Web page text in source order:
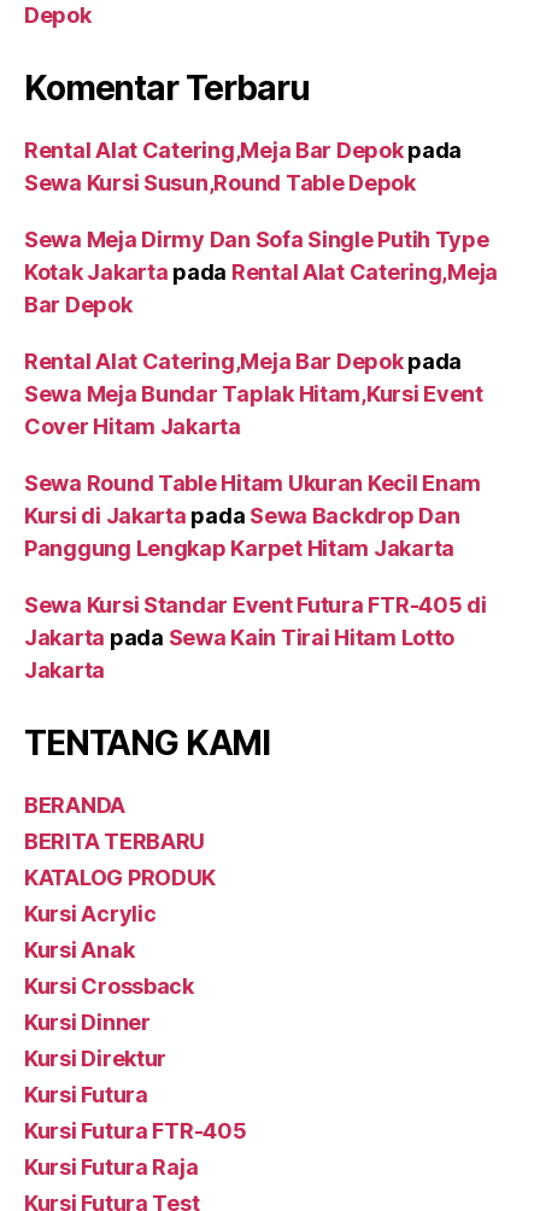
Depok
Komentar Terbaru
Rental Alat Catering,Meja Bar Depokpada
Sewa Kursi Susun,Round Table Depok
Sewa Meja Dirmy Dan Sofa Single Putih Type
Kotak Jakarta pada Rental Alat Catering,Meja
Bar Depok
Rental Alat Catering,Meja Bar Depokpada
Sewa Meja Bundar Taplak Hitam,Kursi Event
Cover Hitam Jakarta
Sewa Round Table Hitam Ukuran Kecil Enam
Kursi di Jakarta pada Sewa Backdrop Dan
Panggung Lengkap Karpet Hitam Jakarta
Sewa Kursi Standar Event Futura FTR-405 di
Jakarta pada Sewa Kain Tirai Hitam Lotto
Jakarta
TENTANG KAMI
BERANDA
BERITA TERBARU
KATALOG PRODUK
Kursi Acrylic
Kursi Anak
Kursi Crossback
Kursi Dinner
Kursi Direktur
Kursi Futura
Kursi Futura FTR-405
Kursi Futura Raja
Kursi Futura Test